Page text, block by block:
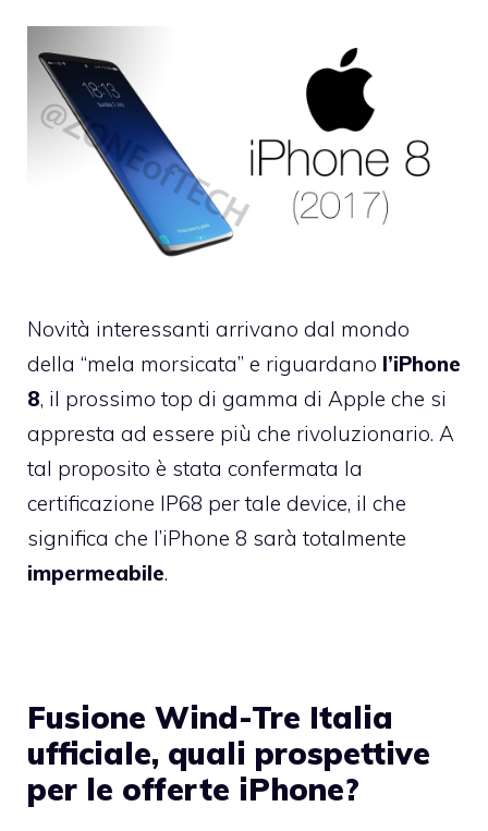
Novità interessanti arrivano dal mondo
della “mela morsicata” e riguardano l’iPhone
8, il prossimo top di gamma di Apple che si
appresta ad essere più che rivoluzionario. A
tal proposito è stata confermata la
certificazione IP68 per tale device, il che
significa che l’iPhone 8 sarà totalmente
impermeabile.
Fusione Wind-Tre Italia
ufficiale, quali prospettive
per le offerte iPhone?